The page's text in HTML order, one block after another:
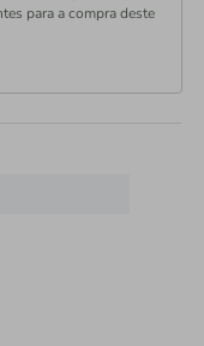
para a compra deste